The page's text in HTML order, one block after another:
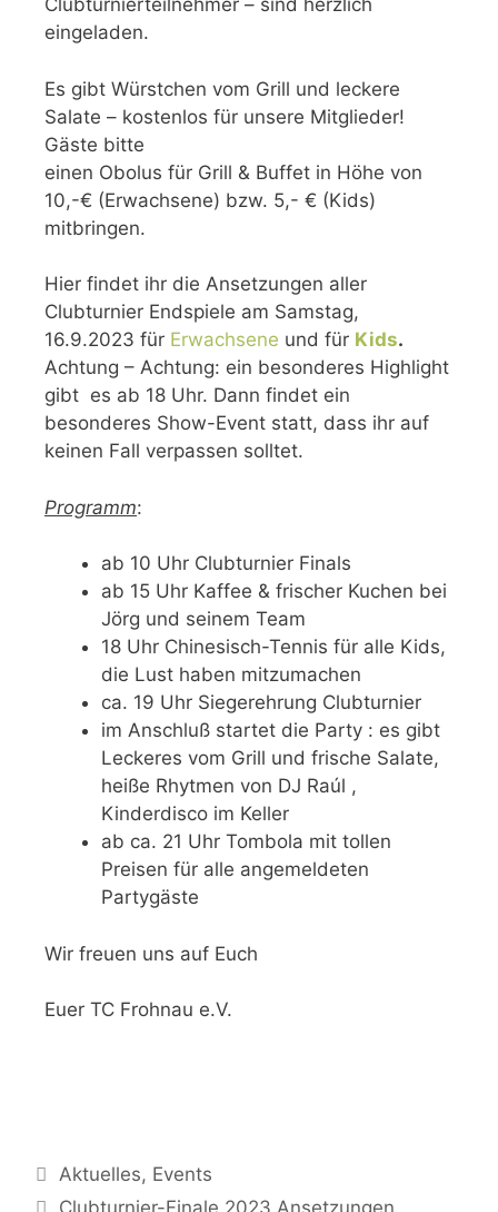
Clubturnierteilnehmer – sind herzlich
eingeladen.
Es gibt Würstchen vom Grill und leckere
Salate – kostenlos für unsere Mitglieder!
Gäste bitte
einen Obolus für Grill & Buffet in Höhe von
10,-€ (Erwachsene) bzw. 5,- € (Kids)
mitbringen.
Hier findet ihr die Ansetzungen aller
Clubturnier Endspiele am Samstag,
16.9.2023 für Erwachsene und für Kids.
Achtung – Achtung: ein besonderes Highlight
gibt es ab 18 Uhr. Dann findet ein
besonderes Show-Event statt, dass ihr auf
keinen Fall verpassen solltet.
Programm:
ab 10 Uhr Clubturnier Finals
ab 15 Uhr Kaffee & frischer Kuchen bei
Jörg und seinem Team
18 Uhr Chinesisch-Tennis für alle Kids,
die Lust haben mitzumachen
ca. 19 Uhr Siegerehrung Clubturnier
im Anschluß startet die Party : es gibt
Leckeres vom Grill und frische Salate,
heiße Rhytmen von DJ Raúl ,
Kinderdisco im Keller
ab ca. 21 Uhr Tombola mit tollen
Preisen für alle angemeldeten
Partygäste
Wir freuen uns auf Euch
Euer TC Frohnau e.V.
Aktuelles, Events